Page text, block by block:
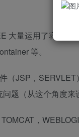
大量运用了容器和
等。
（JSP，
题（从这个角度
，